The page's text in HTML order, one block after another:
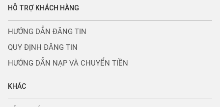
HỖ TRỢ KHÁCH HÀNG
HƯỚNG DẪN ĐĂNG TIN
QUY ĐỊNH ĐĂNG TIN
HƯỚNG DẪN NẠP VÀ CHUYỂN TIỀN
KHÁC